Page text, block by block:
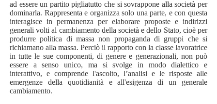
ad essere un partito pigliatutto che si sovrappone alla società per
dominarla. Rappresenta e organizza solo una parte, e con questa
interagisce in permanenza per elaborare proposte e indirizzi
generali volti al cambiamento della società e dello Stato, cioè per
produrre politica di massa non propaganda di gruppi che si
richiamano alla massa. Perciò il rapporto con la classe lavoratrice
in tutte le sue componenti, di genere e generazionali, non può
essere a senso unico, ma si svolge in modo dialettico e
interattivo, e comprende l'ascolto, l’analisi e le risposte alle
emergenze della quotidianità e all'esigenza di un generale
cambiamento.